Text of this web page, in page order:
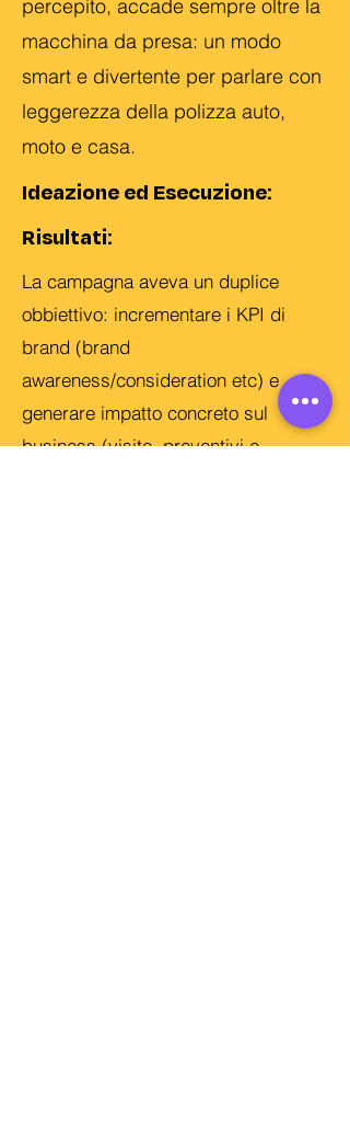
percepito, accade sempre oltre la
macchina da presa: un modo
smart e divertente per parlare con
leggerezza della polizza auto,
moto e casa.
Ideazione ed Esecuzione:
Risultati:
La campagna aveva un duplice
obbiettivo: incrementare i KPI di
brand (brand
awareness/consideration etc) e
generare impatto concreto sul
business (visite, preventivi e